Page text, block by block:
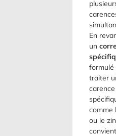
En
un
formulé
traiter
carence
comme
ou le